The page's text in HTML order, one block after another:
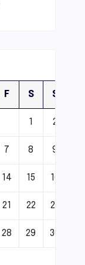
F S S
1 2
7 8 9
14 15 16
21 22 23
28 29 30